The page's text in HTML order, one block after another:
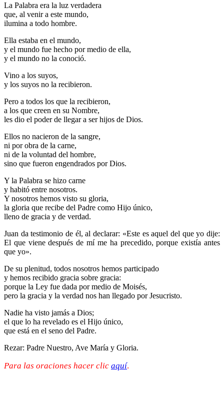
La Palabra era la luz verdadera
que, al venir a este mundo,
ilumina a todo hombre.
Ella estaba en el mundo,
y el mundo fue hecho por medio de ella,
y el mundo no la conoció.
Vino a los suyos,
y los suyos no la recibieron.
Pero a todos los que la recibieron,
a los que creen en su Nombre,
les dio el poder de llegar a ser hijos de Dios.
Ellos no nacieron de la sangre,
ni por obra de la carne,
ni de la voluntad del hombre,
sino que fueron engendrados por Dios.
Y la Palabra se hizo carne
y habitó entre nosotros.
Y nosotros hemos visto su gloria,
la gloria que recibe del Padre como Hijo único,
lleno de gracia y de verdad.
Juan da testimonio de él, al declarar: «Este es aquel del que yo dije:
El que viene después de mí me ha precedido, porque existía antes
que yo».
De su plenitud, todos nosotros hemos participado
y hemos recibido gracia sobre gracia:
porque la Ley fue dada por medio de Moisés,
pero la gracia y la verdad nos han llegado por Jesucristo.
Nadie ha visto jamás a Dios;
el que lo ha revelado es el Hijo único,
que está en el seno del Padre.
Rezar: Padre Nuestro, Ave María y Gloria.
Para las oraciones hacer clic aquí.